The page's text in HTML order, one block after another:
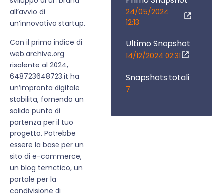
all’avvio di
un’innovativa startup.
Con il primo indice di
web.archive.org
risalente al 2024,
648723648723.it ha
un’impronta digitale
stabilita, fornendo un
solido punto di
partenza per il tuo
progetto. Potrebbe
essere la base per un
sito di e-commerce,
un blog tematico, un
portale per la
condivisione di
24/05/2024
12:13
Ultimo Snapshot
14/12/2024 02:31
Snapshots totali
7